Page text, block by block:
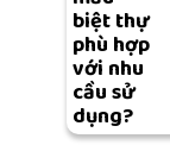
biệt thự
phù hợp
với nhu
cầu sử
dụng?